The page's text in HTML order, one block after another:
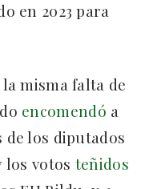
en 2023 para
misma falta de
encomendó a
los diputados
los votos teñidos